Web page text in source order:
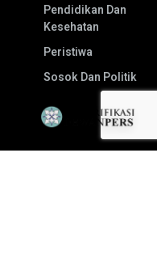
Pendidikan Dan
Kesehatan
Peristiwa
Sosok Dan Politik